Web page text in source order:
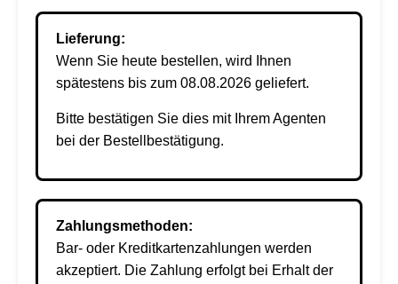
Lieferung:
Wenn Sie heute bestellen, wird Ihnen
spätestens bis zum 08.08.2026 geliefert.
Bitte bestätigen Sie dies mit Ihrem Agenten
bei der Bestellbestätigung.
Zahlungsmethoden:
Bar- oder Kreditkartenzahlungen werden
akzeptiert. Die Zahlung erfolgt bei Erhalt der